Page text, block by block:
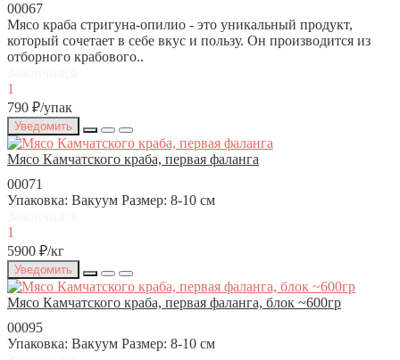
00067
Мясо краба стригуна-опилио - это уникальный продукт,
который сочетает в себе вкус и пользу. Он производится из
отборного крабового..
1
790 ₽/упак
Уведомить
Мясо Камчатского краба, первая фаланга
00071
Упаковка: Вакуум Размер: 8-10 см
1
5900 ₽/кг
Уведомить
Мясо Камчатского краба, первая фаланга, блок ~600гр
00095
Упаковка: Вакуум Размер: 8-10 см